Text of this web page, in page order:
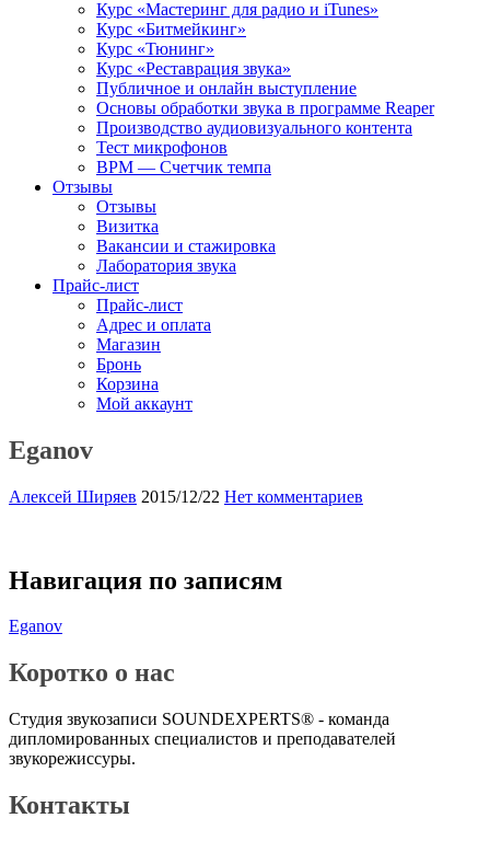
Курс «Мастеринг для радио и iTunes»
Курс «Битмейкинг»
Курс «Тюнинг»
Курс «Реставрация звука»
Публичное и онлайн выступление
Основы обработки звука в программе Reaper
Производство аудиовизуального контента
Тест микрофонов
BPM — Счетчик темпа
Отзывы
Отзывы
Визитка
Вакансии и стажировка
Лаборатория звука
Прайс-лист
Прайс-лист
Адрес и оплата
Магазин
Бронь
Корзина
Мой аккаунт
Eganov
Алексей Ширяев 2015/12/22 Нет комментариев
Навигация по записям
Eganov
Коротко о нас
Студия звукозаписи SOUNDEXPERTS® - команда
дипломированных специалистов и преподавателей
звукорежиссуры.
Контакты